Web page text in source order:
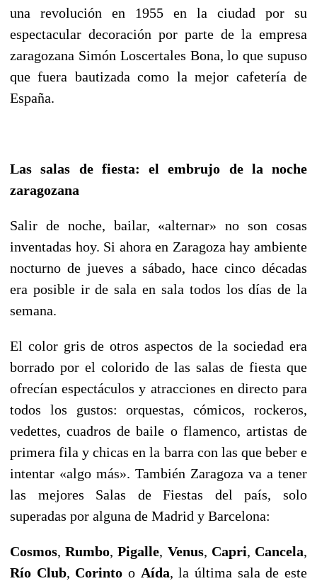
una revolución en 1955 en
la ciudad por su
espectacular decoración por parte de la empresa
zaragozana Simón Loscertales Bona, lo que supuso
que fuera bautizada como la mejor cafetería de
España.
Las salas de fiesta: el embrujo de la noche
zaragozana
Salir de noche, bailar, «alternar» no son cosas
inventadas hoy. Si ahora en Zaragoza hay ambiente
nocturno de jueves a sábado, hace cinco décadas
era posible ir de sala en sala todos los días de la
semana.
El color gris de otros aspectos de la sociedad era
borrado por el colorido de las salas de fiesta que
ofrecían espectáculos y atracciones en directo para
todos los gustos: orquestas, cómicos, rockeros,
vedettes, cuadros de baile o flamenco, artistas de
primera fila y chicas en la barra con las que beber e
intentar «algo más». También Zaragoza va a tener
las mejores Salas de Fiestas del país, solo
superadas por alguna de Madrid y Barcelona:
Cosmos,Rumbo,Pigalle, Venus, Capri, Cancela,
Río Club, Corintoo Aída, la última sala de este